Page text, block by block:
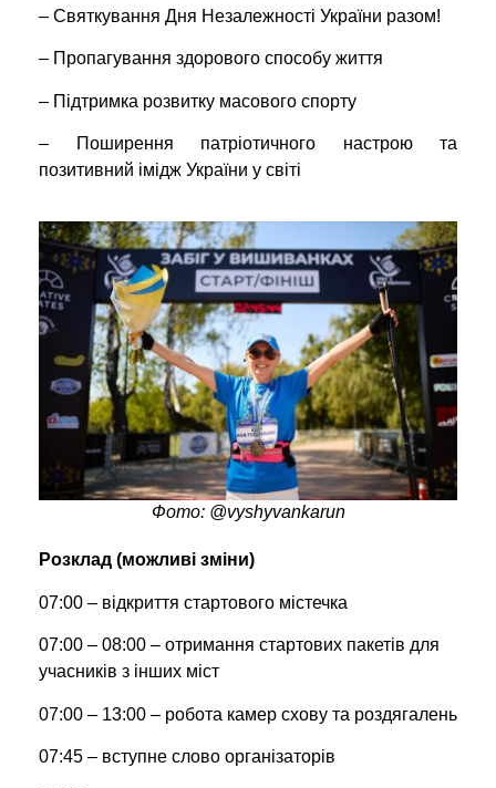
– Святкування Дня Незалежності України разом!
– Пропагування здорового способу життя
– Підтримка розвитку масового спорту
– Поширення патріотичного настрою та
позитивний імідж України у світі
Фото: @vyshyvankarun
Розклад (можливі зміни)
07:00 – відкриття стартового містечка
07:00 – 08:00 – отримання стартових пакетів для
учасників з інших міст
07:00 – 13:00 – робота камер схову та роздягалень
07:45 – вступне слово організаторів